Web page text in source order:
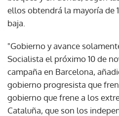
ellos obtendrá la mayoría de
baja.
"Gobierno y avance
Socialista el próximo 10 de
campaña en Barcelona,
gobierno progresista que
gobierno que frene a los
Cataluña, que son los